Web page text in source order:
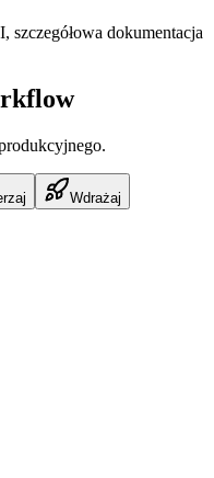
szczegółowa dokumentacja
Wdrażaj